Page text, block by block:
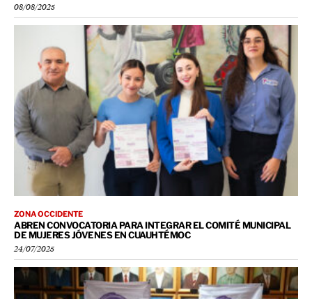
08/08/2025
ZONA OCCIDENTE
ABREN CONVOCATORIA PARA INTEGRAR EL COMITÉ MUNICIPAL
DE MUJERES JÓVENES EN CUAUHTÉMOC
24/07/2025